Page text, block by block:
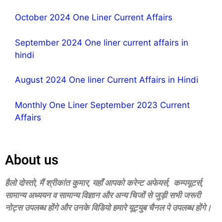
October 2024 One Liner Current Affairs
September 2024 One liner current affairs in
hindi
August 2024 One liner Current Affairs in Hindi
Monthly One Liner September 2023 Current
Affairs
About us
हैलो दोस्‍तो, मैं श्रीकांत कुमार, यहॉं आपको करेन्‍ट अफेयर्स, कम्‍पयूटर्स,
सामान्‍य अध्‍ययन व सामान्‍य विज्ञान और अन्‍य चिजों से जुड़ी सभी जरूरी
नोट्स उपलब्‍ध होंगे और उनके विडियो हमारे यूट्युब चैनल पे उपलब्‍ध होंगे।